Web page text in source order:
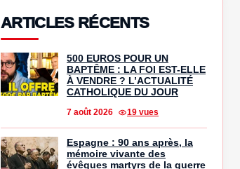
ARTICLES RÉCENTS
500 EUROS POUR UN
BAPTÊME : LA FOI EST-ELLE
À VENDRE ? L’ACTUALITÉ
CATHOLIQUE DU JOUR
7 août 2026 19 vues
Espagne : 90 ans après, la
mémoire vivante des
évêques martyrs de la guerre